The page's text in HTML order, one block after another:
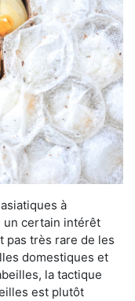
à
un certain intérêt
pas très rare de les
domestiques et
la tactique
est plutôt